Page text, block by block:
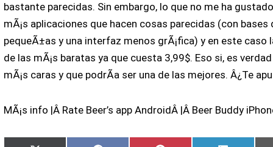
bastante parecidas. Sin embargo, lo que no me ha
mÃ¡s aplicaciones que hacen cosas parecidas (con bases
pequeÃ±as y una interfaz menos grÃ¡fica) y en este caso
de las mÃ¡s baratas ya que cuesta 3,99$. Eso si, es
mÃ¡s caras y que podrÃ­a ser una de las mejores. Â¿Te
MÃ¡s info |Â Rate Beer’s app AndroidÂ |Â Beer Buddy